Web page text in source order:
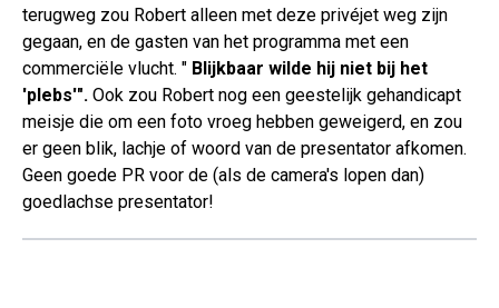
terugweg zou Robert alleen met deze privéjet weg zijn
gegaan, en de gasten van het programma met een
commerciële vlucht. " Blijkbaar wilde hij niet bij het
'plebs'". Ook zou Robert nog een geestelijk gehandicapt
meisje die om een foto vroeg hebben geweigerd, en zou
er geen blik, lachje of woord van de presentator afkomen.
Geen goede PR voor de (als de camera's lopen dan)
goedlachse presentator!